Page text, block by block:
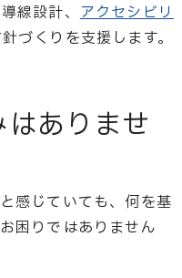
線設計、アクセシビリ
づくりを支援します。
ありませ
感じていても、 何を基
困りではありません